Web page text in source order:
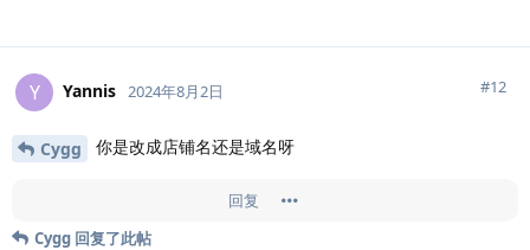
Y Yannis 2024年8月2日 #12
Cygg 你是改成店铺名还是域名呀
回复
Cygg 回复了此帖